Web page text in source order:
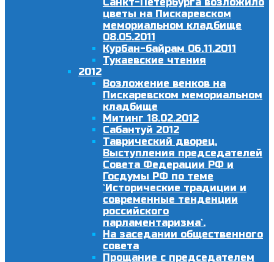
цветы на Пискаревском
мемориальном кладбище
08.05.2011
Курбан-байрам 06.11.2011
Тукаевские чтения
2012
Возложение венков на
Пискаревском мемориальном
кладбище
Митинг 18.02.2012
Сабантуй 2012
Таврический дворец.
Выступления председателей
Совета Федерации РФ и
Госдумы РФ по теме
`Исторические традиции и
современные тенденции
российского
парламентаризма`.
На заседании общественного
совета
Прощание с председателем